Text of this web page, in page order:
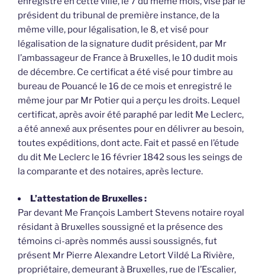
président du tribunal de première instance, de la
même ville, pour légalisation, le 8, et visé pour
légalisation de la signature dudit président, par Mr
l’ambassageur de France à Bruxelles, le 10 dudit mois
de décembre. Ce certificat a été visé pour timbre au
bureau de Pouancé le 16 de ce mois et enregistré le
même jour par Mr Potier qui a perçu les droits. Lequel
certificat, après avoir été paraphé par ledit Me Leclerc,
a été annexé aux présentes pour en délivrer au besoin,
toutes expéditions, dont acte. Fait et passé en l’étude
du dit Me Leclerc le 16 février 1842 sous les seings de
la comparante et des notaires, après lecture.
L’attestation de Bruxelles :
Par devant Me François Lambert Stevens notaire royal
résidant à Bruxelles soussigné et la présence des
témoins ci-après nommés aussi soussignés, fut
présent Mr Pierre Alexandre Letort Vildé La Rivière,
propriétaire, demeurant à Bruxelles, rue de l’Escalier,